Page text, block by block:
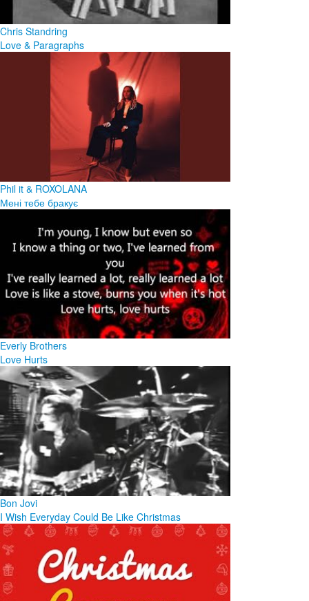
Chris Standring
Love & Paragraphs
Phil it & ROXOLANA
Мені тебе бракує
Everly Brothers
Love Hurts
Bon Jovi
I Wish Everyday Could Be Like Christmas